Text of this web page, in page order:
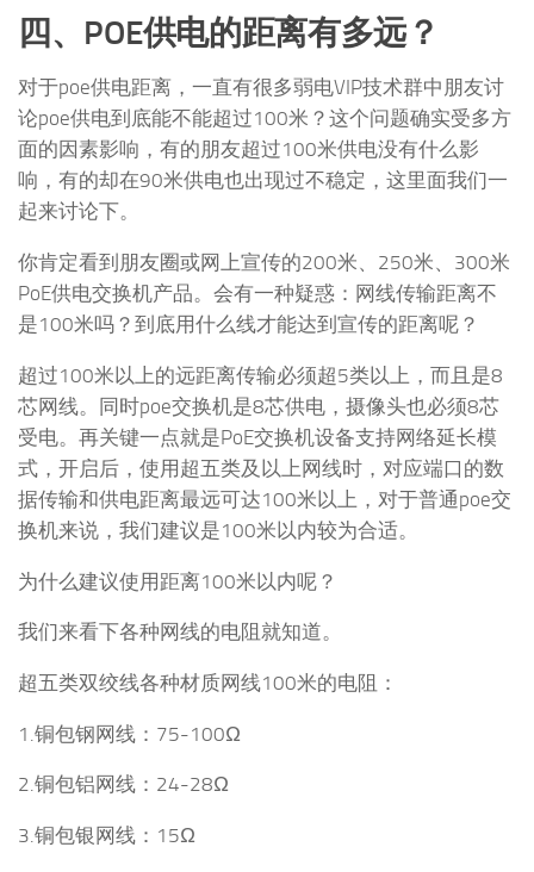
四、POE供电的距离有多远？
对于poe供电距离，一直有很多弱电VIP技术群中朋友讨
论poe供电到底能不能超过100米？这个问题确实受多方
面的因素影响，有的朋友超过100米供电没有什么影
响，有的却在90米供电也出现过不稳定，这里面我们一
起来讨论下。
你肯定看到朋友圈或网上宣传的200米、250米、300米
PoE供电交换机产品。会有一种疑惑：网线传输距离不
是100米吗？到底用什么线才能达到宣传的距离呢？
超过100米以上的远距离传输必须超5类以上，而且是8
芯网线。同时poe交换机是8芯供电，摄像头也必须8芯
受电。再关键一点就是PoE交换机设备支持网络延长模
式，开启后，使用超五类及以上网线时，对应端口的数
据传输和供电距离最远可达100米以上，对于普通poe交
换机来说，我们建议是100米以内较为合适。
为什么建议使用距离100米以内呢？
我们来看下各种网线的电阻就知道。
超五类双绞线各种材质网线100米的电阻：
1.铜包钢网线：75-100Ω
2.铜包铝网线：24-28Ω
3.铜包银网线：15Ω